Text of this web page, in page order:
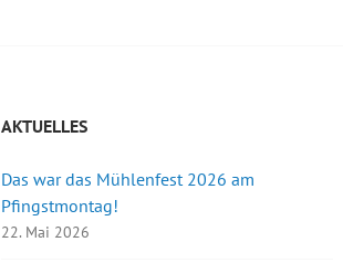
AKTUELLES
Das war das Mühlenfest 2026 am
Pfingstmontag!
22. Mai 2026